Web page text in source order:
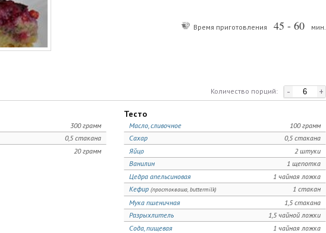
Время приготовления 45 - 60 мин.
- +
Количество порций:
300 грамм
0,5 стакана
20 грамм
Тесто
100 грамм
Масло, сливочное
0,5 стакана
Сахар
2 штуки
Яйцо
1 щепотка
Ванилин
1 чайная ложка
Цедра апельсиновая
1 стакан
Кефир(простокваша, buttermilk)
1,5 стакана
Мука пшеничная
1,5 чайной ложки
Разрыхлитель
1 чайная ложка
Сода, пищевая